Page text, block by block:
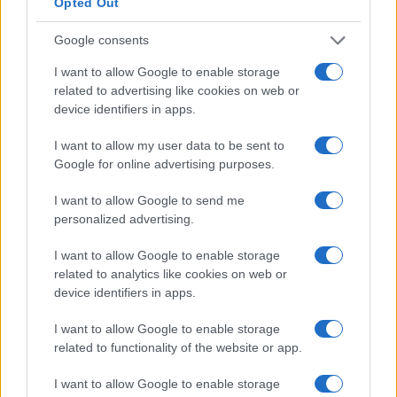
Google consents
I want to allow Google to enable storage
related to advertising like cookies on web or
device identifiers in apps.
I want to allow my user data to be sent to
Google for online advertising purposes.
I want to allow Google to send me
personalized advertising.
I want to allow Google to enable storage
related to analytics like cookies on web or
device identifiers in apps.
I want to allow Google to enable storage
related to functionality of the website or app.
I want to allow Google to enable storage
Ledger Nano X
Chip de elemento seguro mais poderoso (ST33) do que
Ledger Nano S
Pode ser usado em desktop ou laptop, ou mesmo
Leve e portátil com bateria recarregável embutida
Tela maior
Mais espaço de armazenamento do que Ledger Nano S
Suporta a maioria dos blockchains e uma ampla variedade
Vários idiomas disponíveis
Construído por uma empresa bem estabelecida fundada
em 2014 com grande segurança de chip
podem dizer, basicamente escrever mal “manter” que se